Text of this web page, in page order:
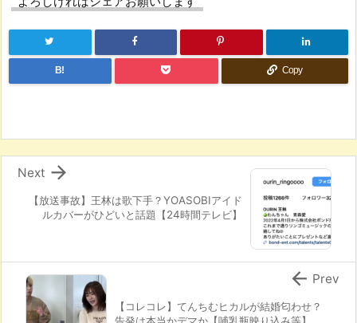
B! Copy
【放送事故】王林は歌下手？YOASOBIアイド
ルカバーがひどいと話題【24時間テレビ】

Next
【コレコレ】てんちむヒカルが結婚匂わせ？
 Prev